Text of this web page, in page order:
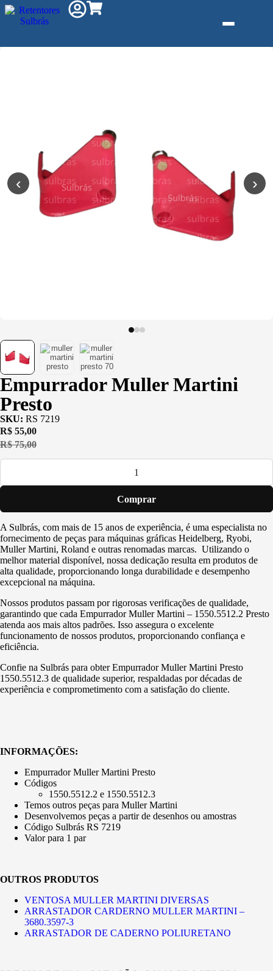
‹ ›
Empurrador Muller Martini
Presto
SKU: RS 7219
R$ 55,00
R$75,00
Comprar
A Sulbrás, com mais de 15 anos de experiência, é uma especialista no
fornecimento de peças para máquinas gráficas Heidelberg, Ryobi,
Muller Martini, Roland e outras renomadas marcas. Utilizando o
melhor material disponível, nossa dedicação resulta em produtos de
alta qualidade, proporcionando longa durabilidade e desempenho
excepcional na máquina.
Nossos produtos passam por rigorosas verificações de qualidade,
garantindo que cada Empurrador Muller Martini – 1550.5512.2 Presto
atenda aos mais altos padrões. Isso assegura o excelente
funcionamento de nossos produtos, proporcionando confiança e
eficiência.
Confie na Sulbrás para obter Empurrador Muller Martini Presto
1550.5512.3 de qualidade superior, respaldadas por décadas de
experiência e comprometimento com a satisfação do cliente.
INFORMAÇÕES:
Empurrador Muller Martini Presto
Códigos
1550.5512.2 e 1550.5512.3
Temos outros peças para Muller Martini
Desenvolvemos peças a partir de desenhos ou amostras
Código Sulbrás RS 7219
Valor para 1 par
OUTROS PRODUTOS
VENTOSA MULLER MARTINI DIVERSAS
ARRASTADOR CARDERNO MULLER MARTINI –
3680.3597-3
ARRASTADOR DE CADERNO POLIURETANO
Linha
Gráfica
Revestimento
Poliuretano